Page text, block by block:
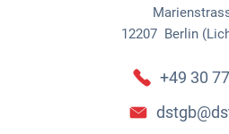
12207 Berlin
+49 30